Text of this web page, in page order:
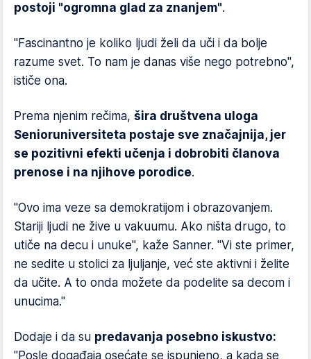
postoji "ogromna glad za znanjem".
"Fascinantno je koliko ljudi želi da uči i da bolje
razume svet. To nam je danas više nego potrebno",
ističe ona.
Prema njenim rečima, šira društvena uloga
Senioruniversiteta postaje sve značajnija, jer
se pozitivni efekti učenja i dobrobiti članova
prenose i na njihove porodice.
"Ovo ima veze sa demokratijom i obrazovanjem.
Stariji ljudi ne žive u vakuumu. Ako ništa drugo, to
utiče na decu i unuke", kaže Sanner. "Vi ste primer,
ne sedite u stolici za ljuljanje, već ste aktivni i želite
da učite. A to onda možete da podelite sa decom i
unucima."
Dodaje i da su predavanja posebno iskustvo:
"Posle događaja osećate se ispunjeno, a kada se